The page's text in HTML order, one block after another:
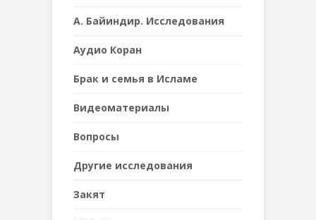
А. Байиндир. Исследования
Аудио Коран
Брак и семья в Исламе
Видеоматериалы
Вопросы
Другие исследования
Закят